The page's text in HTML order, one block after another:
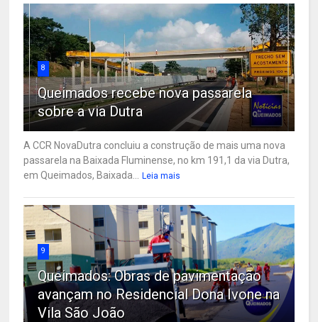
8
Queimados recebe nova passarela
sobre a via Dutra
A CCR NovaDutra concluiu a construção de mais uma nova
passarela na Baixada Fluminense, no km 191,1 da via Dutra,
em Queimados, Baixada...
Leia mais
9
Queimados: Obras de pavimentação
avançam no Residencial Dona Ivone na
Vila São João